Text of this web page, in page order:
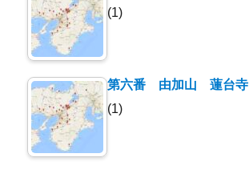
(1)
第六番 由加山 蓮台寺
(1)